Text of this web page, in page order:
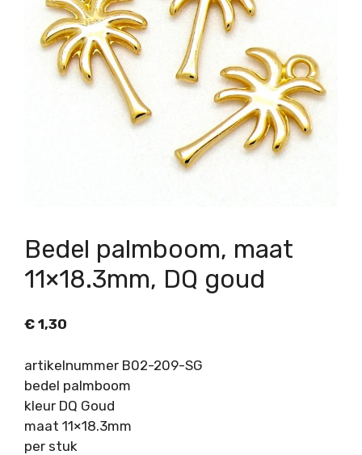
Bedel palmboom, maat
11×18.3mm, DQ goud
€ 1,30
artikelnummer B02-209-SG
bedel palmboom
kleur DQ Goud
maat 11×18.3mm
per stuk